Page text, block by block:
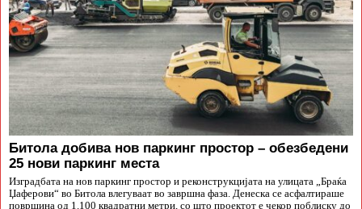
Битола добива нов паркинг простор – обезбедени
25 нови паркинг места
Изградбата на нов паркинг простор и реконструкцијата на улицата „Браќа
Џаферови“ во Битола влегуваат во завршна фаза. Денеска се асфалтираше
површина од 1.100 квадратни метри, со што проектот е чекор поблиску до